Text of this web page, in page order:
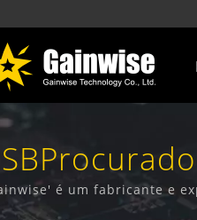
é um fabricante e